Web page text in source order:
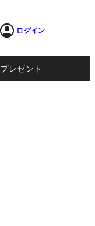
ログイン
プレゼント